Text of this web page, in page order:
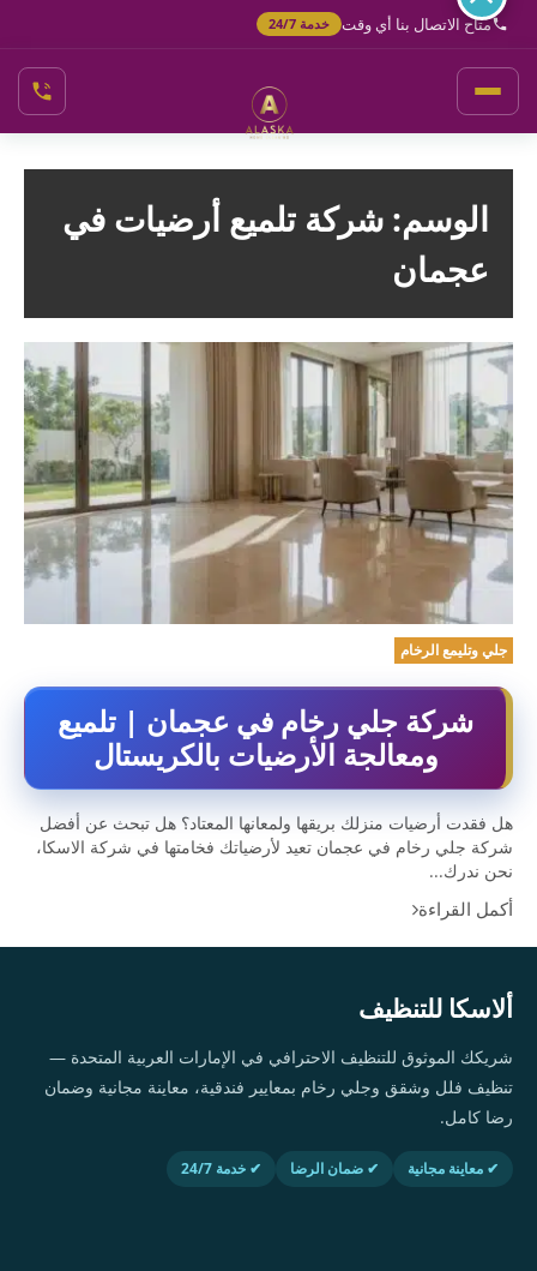
تخطي
المحتوى
متاح الاتصال بنا أي وقت خدمة 24/7
الوسم: شركة تلميع أرضيات في
عجمان
جلي وتليمع الرخام
شركة جلي رخام في عجمان | تلميع
ومعالجة الأرضيات بالكريستال
هل فقدت أرضيات منزلك بريقها ولمعانها المعتاد؟ هل تبحث عن أفضل
شركة جلي رخام في عجمان تعيد لأرضياتك فخامتها في شركة الاسكا،
نحن ندرك...
أكمل القراءة
ألاسكا للتنظيف
شريكك الموثوق للتنظيف الاحترافي في الإمارات العربية المتحدة —
تنظيف فلل وشقق وجلي رخام بمعايير فندقية، معاينة مجانية وضمان
رضا كامل.
✔ معاينة مجانية ✔ ضمان الرضا ✔ خدمة 24/7